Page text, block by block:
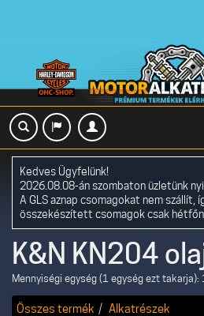
Kedves Ügyfelünk!
2026.08.08-án szombaton üzletünk
A GLS aznap csomagokat nem szállít,
összekészített csomagok csak
K&N KN204
Mennyiségi egység (1 egység ezt takarja):
Összes termék
Alkatrészek